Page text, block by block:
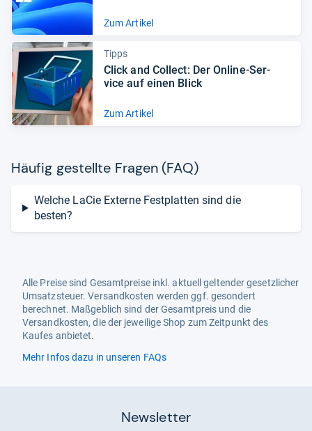
Zum Artikel
Tipps
Click and Col­lect: Der Online-​Ser­
vice auf einen Blick
Zum Artikel
Häu­fig gestellte Fra­gen (FAQ)
Welche LaCie Externe Festplatten sind die
besten?
Alle Preise sind Gesamtpreise inkl. aktuell geltender gesetzlicher
Umsatzsteuer. Versandkosten werden ggf. gesondert
berechnet. Maßgeblich sind der Gesamtpreis und die
Versandkosten, die der jeweilige Shop zum Zeitpunkt des
Kaufes anbietet.
Mehr Infos dazu in unseren FAQs
Newsletter